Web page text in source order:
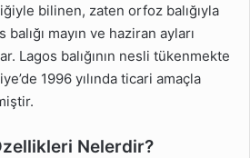
bilinen, zaten orfoz balığıyla
mayın ve haziran ayları
Lagos balığının nesli tükenmekte
1996 yılında ticari amaçla
Nelerdir?